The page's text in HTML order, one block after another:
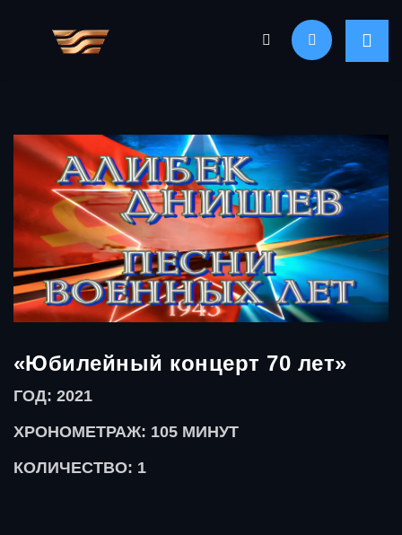
«Юбилейный концерт 70 лет»
ГОД: 2021
ХРОНОМЕТРАЖ: 105 МИНУТ
КОЛИЧЕСТВО: 1